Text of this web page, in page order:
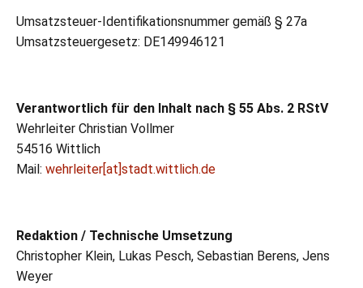
Umsatzsteuer-Identifikationsnummer gemäß § 27a
Umsatzsteuergesetz: DE149946121
Verantwortlich für den Inhalt nach § 55 Abs. 2 RStV
Wehrleiter Christian Vollmer
54516 Wittlich
Mail: wehrleiter[at]stadt.wittlich.de
Redaktion / Technische Umsetzung
Christopher Klein, Lukas Pesch, Sebastian Berens, Jens
Weyer